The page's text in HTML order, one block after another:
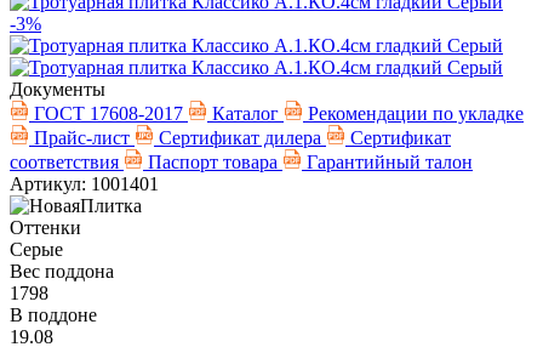
-3%
Документы
ГОСТ 17608-2017
Каталог
Рекомендации по укладке
Прайс-лист
Сертификат дилера
Сертификат
соответствия
Паспорт товара
Гарантийный талон
Артикул: 1001401
Оттенки
Серые
Вес поддона
1798
В поддоне
19.08